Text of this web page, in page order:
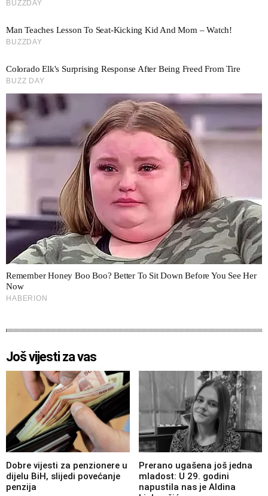
Još vijesti za vas
Dobre vijesti za penzionere u
dijelu BiH, slijedi povećanje
penzija
Prerano ugašena još jedna
mladost: U 29. godini
napustila nas je Aldina